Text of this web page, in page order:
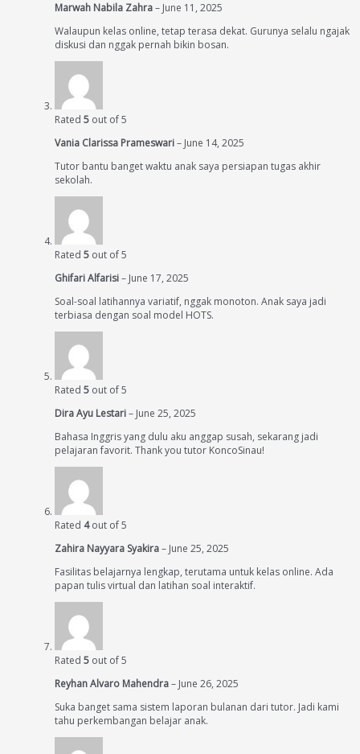
Marwah Nabila Zahra– June 11, 2025
Walaupun kelas online, tetap terasa dekat. Gurunya selalu ngajak
diskusi dan nggak pernah bikin bosan.
Rated 5 out of 5
Vania Clarissa Prameswari– June 14, 2025
Tutor bantu banget waktu anak saya persiapan tugas akhir
sekolah.
Rated 5 out of 5
Ghifari Alfarisi– June 17, 2025
Soal-soal latihannya variatif, nggak monoton. Anak saya jadi
terbiasa dengan soal model HOTS.
Rated 5 out of 5
Dira Ayu Lestari– June 25, 2025
Bahasa Inggris yang dulu aku anggap susah, sekarang jadi
pelajaran favorit. Thank you tutor KoncoSinau!
Rated 4out of 5
Zahira Nayyara Syakira– June 25, 2025
Fasilitas belajarnya lengkap, terutama untuk kelas online. Ada
papan tulis virtual dan latihan soal interaktif.
Rated 5 out of 5
Reyhan Alvaro Mahendra– June 26, 2025
Suka banget sama sistem laporan bulanan dari tutor. Jadi kami
tahu perkembangan belajar anak.